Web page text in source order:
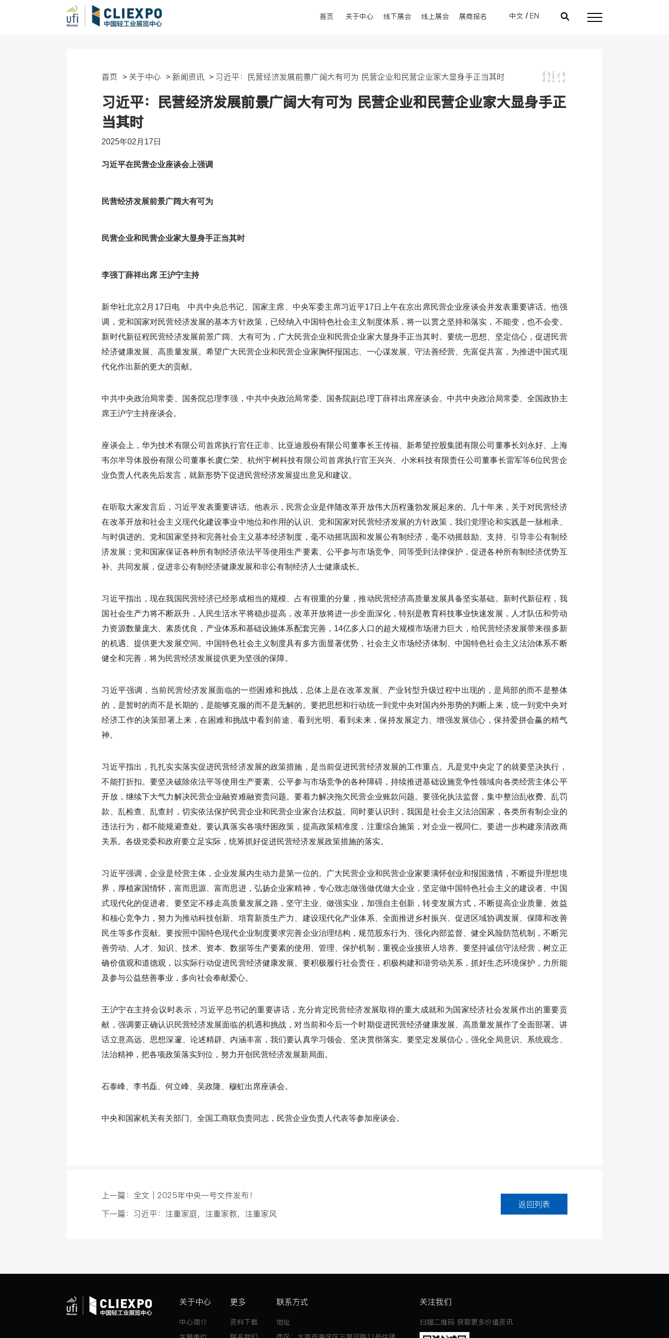
中文 / EN
首页 关于中心 线下展会 线上展会 展商报名
关于中心 线下展会
往期举办展会
首页 > 关于中心 >新闻资讯 > 习近平：民营经济发展前景广阔大有可为 民营企业和民营企业家大显身手正当其时
习近平：民营经济发展前景广阔大有可为 民营企业和民营企业家大显身手正
当其时
2025年02月17日
习近平在民营企业座谈会上强调
民营经济发展前景广阔大有可为
民营企业和民营企业家大显身手正当其时
李强丁薛祥出席 王沪宁主持
新华社北京2月17日电 中共中央总书记、国家主席、中央军委主席习近平17日上午在京出席民营企业座谈会并发表重要讲话。他强
调，党和国家对民营经济发展的基本方针政策，已经纳入中国特色社会主义制度体系，将一以贯之坚持和落实，不能变，也不会变。
新时代新征程民营经济发展前景广阔、大有可为，广大民营企业和民营企业家大显身手正当其时。要统一思想、坚定信心，促进民营
经济健康发展、高质量发展。希望广大民营企业和民营企业家胸怀报国志、一心谋发展、守法善经营、先富促共富，为推进中国式现
代化作出新的更大的贡献。
中共中央政治局常委、国务院总理李强，中共中央政治局常委、国务院副总理丁薛祥出席座谈会。中共中央政治局常委、全国政协主
席王沪宁主持座谈会。
座谈会上，华为技术有限公司首席执行官任正非、比亚迪股份有限公司董事长王传福、新希望控股集团有限公司董事长刘永好、上海
韦尔半导体股份有限公司董事长虞仁荣、杭州宇树科技有限公司首席执行官王兴兴、小米科技有限责任公司董事长雷军等6位民营企
业负责人代表先后发言，就新形势下促进民营经济发展提出意见和建议。
在听取大家发言后，习近平发表重要讲话。他表示，民营企业是伴随改革开放伟大历程蓬勃发展起来的。几十年来，关于对民营经济
在改革开放和社会主义现代化建设事业中地位和作用的认识、党和国家对民营经济发展的方针政策，我们党理论和实践是一脉相承、
与时俱进的。党和国家坚持和完善社会主义基本经济制度，毫不动摇巩固和发展公有制经济，毫不动摇鼓励、支持、引导非公有制经
济发展；党和国家保证各种所有制经济依法平等使用生产要素、公平参与市场竞争、同等受到法律保护，促进各种所有制经济优势互
补、共同发展，促进非公有制经济健康发展和非公有制经济人士健康成长。
习近平指出，现在我国民营经济已经形成相当的规模、占有很重的分量，推动民营经济高质量发展具备坚实基础。新时代新征程，我
国社会生产力将不断跃升，人民生活水平将稳步提高，改革开放将进一步全面深化，特别是教育科技事业快速发展，人才队伍和劳动
力资源数量庞大、素质优良，产业体系和基础设施体系配套完善，14亿多人口的超大规模市场潜力巨大，给民营经济发展带来很多新
的机遇、提供更大发展空间。中国特色社会主义制度具有多方面显著优势，社会主义市场经济体制、中国特色社会主义法治体系不断
健全和完善，将为民营经济发展提供更为坚强的保障。
习近平强调，当前民营经济发展面临的一些困难和挑战，总体上是在改革发展、产业转型升级过程中出现的，是局部的而不是整体
的，是暂时的而不是长期的，是能够克服的而不是无解的。要把思想和行动统一到党中央对国内外形势的判断上来，统一到党中央对
经济工作的决策部署上来，在困难和挑战中看到前途、看到光明、看到未来，保持发展定力、增强发展信心，保持爱拼会赢的精气
神。
习近平指出，扎扎实实落实促进民营经济发展的政策措施，是当前促进民营经济发展的工作重点。凡是党中央定了的就要坚决执行，
不能打折扣。要坚决破除依法平等使用生产要素、公平参与市场竞争的各种障碍，持续推进基础设施竞争性领域向各类经营主体公平
开放，继续下大气力解决民营企业融资难融资贵问题。要着力解决拖欠民营企业账款问题。要强化执法监督，集中整治乱收费、乱罚
款、乱检查、乱查封，切实依法保护民营企业和民营企业家合法权益。同时要认识到，我国是社会主义法治国家，各类所有制企业的
违法行为，都不能规避查处。要认真落实各项纾困政策，提高政策精准度，注重综合施策，对企业一视同仁。要进一步构建亲清政商
关系。各级党委和政府要立足实际，统筹抓好促进民营经济发展政策措施的落实。
习近平强调，企业是经营主体，企业发展内生动力是第一位的。广大民营企业和民营企业家要满怀创业和报国激情，不断提升理想境
界，厚植家国情怀，富而思源、富而思进，弘扬企业家精神，专心致志做强做优做大企业，坚定做中国特色社会主义的建设者、中国
式现代化的促进者。要坚定不移走高质量发展之路，坚守主业、做强实业，加强自主创新，转变发展方式，不断提高企业质量、效益
和核心竞争力，努力为推动科技创新、培育新质生产力、建设现代化产业体系、全面推进乡村振兴、促进区域协调发展、保障和改善
民生等多作贡献。要按照中国特色现代企业制度要求完善企业治理结构，规范股东行为、强化内部监督、健全风险防范机制，不断完
善劳动、人才、知识、技术、资本、数据等生产要素的使用、管理、保护机制，重视企业接班人培养。要坚持诚信守法经营，树立正
确价值观和道德观，以实际行动促进民营经济健康发展。要积极履行社会责任，积极构建和谐劳动关系，抓好生态环境保护，力所能
及参与公益慈善事业，多向社会奉献爱心。
王沪宁在主持会议时表示，习近平总书记的重要讲话，充分肯定民营经济发展取得的重大成就和为国家经济社会发展作出的重要贡
献，强调要正确认识民营经济发展面临的机遇和挑战，对当前和今后一个时期促进民营经济健康发展、高质量发展作了全面部署。讲
话立意高远、思想深邃、论述精辟、内涵丰富，我们要认真学习领会、坚决贯彻落实。要坚定发展信心，强化全局意识、系统观念、
法治精神，把各项政策落实到位，努力开创民营经济发展新局面。
石泰峰、李书磊、何立峰、吴政隆、穆虹出席座谈会。
中央和国家机关有关部门、全国工商联负责同志，民营企业负责人代表等参加座谈会。
上一篇：全文｜2025年中央一号文件发布！
下一篇：习近平：注重家庭，注重家教，注重家风
返回列表
关于中心
中心简介
更多
资料下载
联系方式
地址
关注我们
扫描二维码 获取更多价值资讯